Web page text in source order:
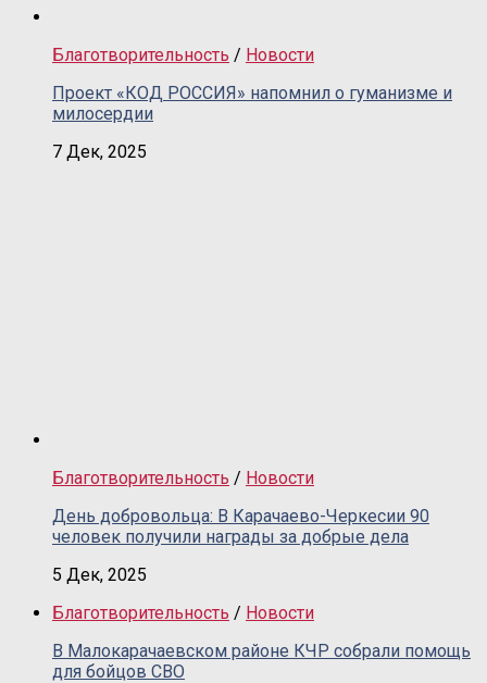
Благотворительность / Новости
Проект «КОД РОССИЯ» напомнил о гуманизме и
милосердии
7 Дек, 2025
Благотворительность / Новости
День добровольца: В Карачаево-Черкесии 90
человек получили награды за добрые дела
5 Дек, 2025
Благотворительность / Новости
В Малокарачаевском районе КЧР собрали помощь
для бойцов СВО